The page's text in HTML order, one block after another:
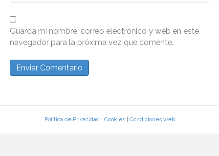
Guarda mi nombre, correo electrónico y web en este
navegador para la próxima vez que comente.
Política de Privacidad| Cookies| Condiciones web